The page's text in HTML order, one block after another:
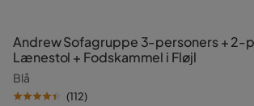
Andrew Sofagruppe 3-personers + 2-
Lænestol + Fodskammel i Fløjl
Blå
(112)